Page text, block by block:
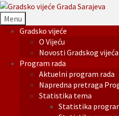
Menu
Gradsko vijeće
O Vijeću
Novosti Gradskog vijeća
Program rada
Aktuelni program rada
Napredna pretraga
Statistika tema
Statistika